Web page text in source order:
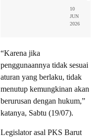
10
JUN
2026
“Karena jika
penggunaannya tidak sesuai
aturan yang berlaku, tidak
menutup kemungkinan akan
berurusan dengan hukum,”
katanya, Sabtu (19/07).
Legislator asal PKS Barut